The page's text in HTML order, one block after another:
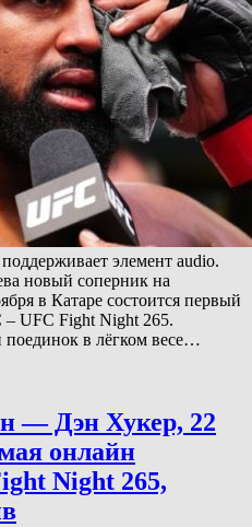
элемент audio.
новый соперник на
в Катаре состоится первый
– UFC Fight Night 265.
поединок в лёгком весе…
— Дэн Хукер, 22
онлайн
Night 265,